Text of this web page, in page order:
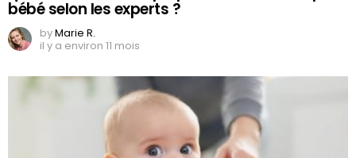
bébé selon les experts ?
byMarie R.
il y a environ 11 mois